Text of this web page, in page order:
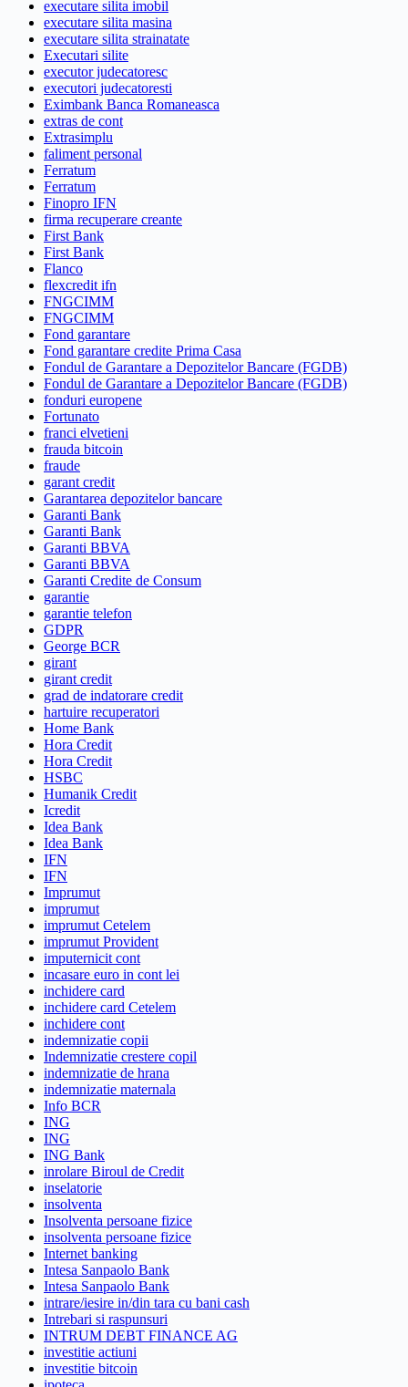
executare silita imobil
executare silita masina
executare silita strainatate
Executari silite
executor judecatoresc
executori judecatoresti
Eximbank Banca Romaneasca
extras de cont
Extrasimplu
faliment personal
Ferratum
Ferratum
Finopro IFN
firma recuperare creante
First Bank
First Bank
Flanco
flexcredit ifn
FNGCIMM
FNGCIMM
Fond garantare
Fond garantare credite Prima Casa
Fondul de Garantare a Depozitelor Bancare (FGDB)
Fondul de Garantare a Depozitelor Bancare (FGDB)
fonduri europene
Fortunato
franci elvetieni
frauda bitcoin
fraude
garant credit
Garantarea depozitelor bancare
Garanti Bank
Garanti Bank
Garanti BBVA
Garanti BBVA
Garanti Credite de Consum
garantie
garantie telefon
GDPR
George BCR
girant
girant credit
grad de indatorare credit
hartuire recuperatori
Home Bank
Hora Credit
Hora Credit
HSBC
Humanik Credit
Icredit
Idea Bank
Idea Bank
IFN
IFN
Imprumut
imprumut
imprumut Cetelem
imprumut Provident
imputernicit cont
incasare euro in cont lei
inchidere card
inchidere card Cetelem
inchidere cont
indemnizatie copii
Indemnizatie crestere copil
indemnizatie de hrana
indemnizatie maternala
Info BCR
ING
ING
ING Bank
inrolare Biroul de Credit
inselatorie
insolventa
Insolventa persoane fizice
insolventa persoane fizice
Internet banking
Intesa Sanpaolo Bank
Intesa Sanpaolo Bank
intrare/iesire in/din tara cu bani cash
Intrebari si raspunsuri
INTRUM DEBT FINANCE AG
investitie actiuni
investitie bitcoin